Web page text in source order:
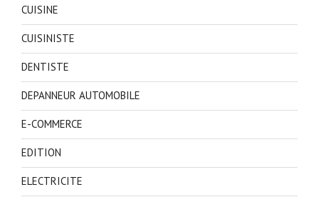
CUISINE
CUISINISTE
DENTISTE
DEPANNEUR AUTOMOBILE
E-COMMERCE
EDITION
ELECTRICITE